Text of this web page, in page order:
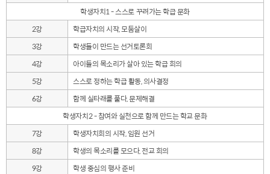
학생자치1 - 스스로 꾸려가는 학급 문화
2강
학급자치의 시작, 모둠살이
3강
학생들이 만드는 선거토론회
4강
아이들의 목소리가 살아 있는 학급 회의
5강
스스로 정하는 학급 활동, 의사결정
6강
함께 실타래를 풀다, 문제해결
학생자치2 - 참여와 실천으로 함께 만드는 학교 문화
7강
학생자치회의 시작, 임원 선거
8강
학생의 목소리를 모으다, 전교 회의
9강
학생 중심의 행사 준비